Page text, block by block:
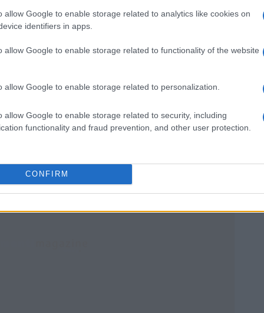
allow Google to enable storage related to analytics like cookies on
identifiers in apps.
allow Google to enable storage related to functionality of the website
allow Google to enable storage related to personalization.
allow Google to enable storage related to security, including
functionality and fraud prevention, and other user protection.
CONFIRM
contribuito significativamente ai guadagni di
incassato 77 milioni di dollari, mentre quello di
club sono diventati luoghi di incontro per
contatto con il presidente.
per lo sfruttamento del marchio Trump in
Medio Oriente. Inoltre, ha guadagnato 4,7 milioni di
due milioni di royalties per il libroSave America.